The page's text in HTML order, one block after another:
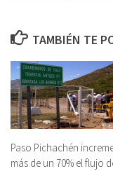
TAMBIÉN TE
Paso Pichachén
más de un 70% el flujo